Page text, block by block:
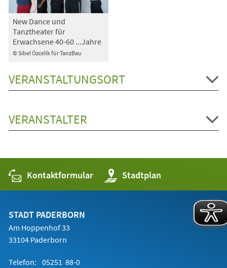
© Sibel Özcelik für TanzBau
New Dance und
Tanztheater für
Erwachsene 40-60 ...Jahre
VERANSTALTUNGSORT
VERANSTALTER
Kontaktformular Stadtplan
(Öffnet
in
einem
STADT PADERBORN
Am Hoppenhof 33
33104 Paderborn
Telefon: 05251 88-0